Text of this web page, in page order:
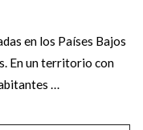
en los Países Bajos
En un territorio con
…